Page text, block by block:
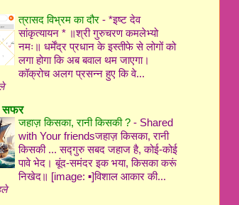
त्रासद विभ्रम का दौर - *इष्ट देव
सांकृत्यायन * ॥श्री गुरुचरण कमलेभ्यो
नमः॥ धर्मेंद्र प्रधान के इस्तीफे से लोगों को
लगा होगा कि अब बवाल थम जाएगा।
कॉक्रोच अलग प्रसन्न हुए कि वे...
सफर
जहाज़ किसका, रानी किसकी ? - Shared
with Your friendsजहाज़ किसका, रानी
किसकी ... सद्गुरु सबद जहाज है, कोई-कोई
पावे भेद। बूंद-समंदर इक भया, किसका करूं
निखेद॥ [image: ▪️]विशाल आकार की...